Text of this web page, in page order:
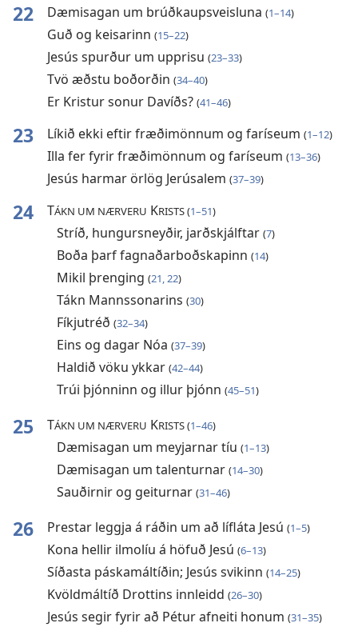
22 Dæmisagan um brúðkaupsveisluna (1–14)
Guð og keisarinn (15–22)
Jesús spurður um upprisu (23–33)
Tvö æðstu boðorðin (34–40)
Er Kristur sonur Davíðs? (41–46)
23 Líkið ekki eftir fræðimönnum og faríseum (1–12)
Illa fer fyrir fræðimönnum og faríseum (13–36)
Jesús harmar örlög Jerúsalem (37–39)
24 TÁKN UM NÆRVERU KRISTS (1–51)
Stríð, hungursneyðir, jarðskjálftar (7)
Boða þarf fagnaðarboðskapinn (14)
Mikil þrenging (21, 22)
Tákn Mannssonarins (30)
Fíkjutréð (32–34)
Eins og dagar Nóa (37–39)
Haldið vöku ykkar (42–44)
Trúi þjónninn og illur þjónn (45–51)
25 TÁKN UM NÆRVERU KRISTS (1–46)
Dæmisagan um meyjarnar tíu (1–13)
Dæmisagan um talenturnar (14–30)
Sauðirnir og geiturnar (31–46)
26 Prestar leggja á ráðin um að lífláta Jesú (1–5)
Kona hellir ilmolíu á höfuð Jesú (6–13)
Síðasta páskamáltíðin; Jesús svikinn (14–25)
Kvöldmáltíð Drottins innleidd (26–30)
Jesús segir fyrir að Pétur afneiti honum (31–35)